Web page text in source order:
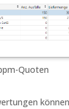
Quoten